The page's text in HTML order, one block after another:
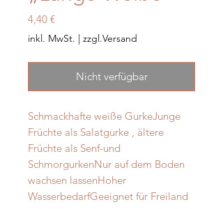
4,40 €Preis
inkl. MwSt. | zzgl.Versand
Nicht verfügbar
Schmackhafte weiße GurkeJunge
Früchte als Salatgurke , ältere
Früchte als Senf-und
SchmorgurkenNur auf dem Boden
wachsen lassenHoher
WasserbedarfGeeignet für Freiland